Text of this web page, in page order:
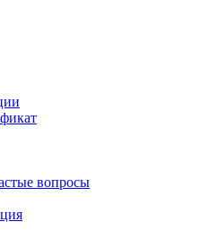
вопросы